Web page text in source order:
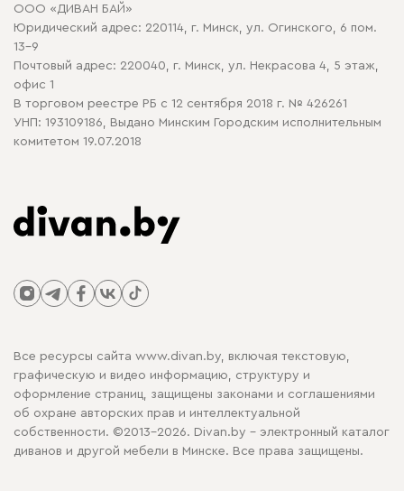
Политика конфиденциальности
Политика в отношении обработки cookie
ООО «ДИВАН БАЙ»
Юридический адрес: 220114, г. Минск, ул. Огинского, 6 пом.
13-9
Почтовый адрес: 220040, г. Минск, ул. Некрасова 4, 5 этаж,
офис 1
В торговом реестре РБ с 12 сентября 2018 г. № 426261
УНП: 193109186, Выдано Минским Городским исполнительным
комитетом 19.07.2018
Все ресурсы сайта www.divan.by, включая текстовую,
графическую и видео информацию, структуру и
оформление страниц, защищены законами и соглашениями
об охране авторских прав и интеллектуальной
собственности. ©2013-2026. Divan.by - электронный каталог
диванов и другой мебели в Минске. Все права защищены.